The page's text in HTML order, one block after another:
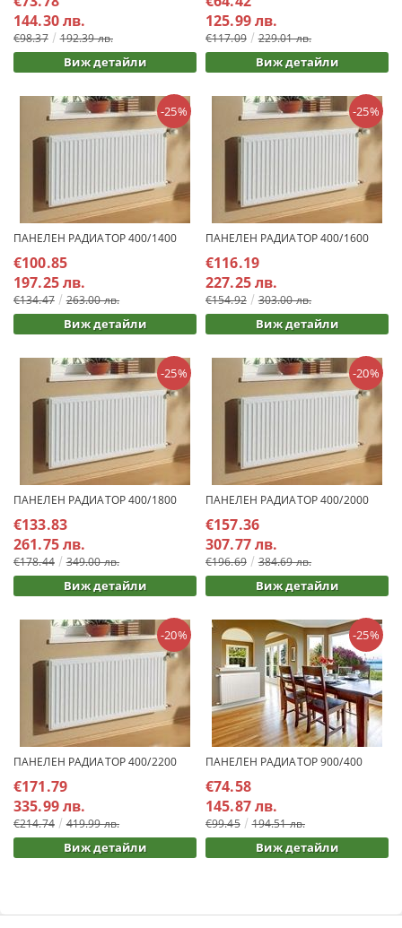
144.30 лв.
€98.37 192.39 лв.
Виж детайли
125.99 лв.
€117.09 229.01 лв.
Виж детайли
ПАНЕЛЕН РАДИАТОР 400/1400
-25%
€100.85
197.25 лв.
€134.47 263.00 лв.
Виж детайли
ПАНЕЛЕН РАДИАТОР 400/1600
-25%
€116.19
227.25 лв.
€154.92 303.00 лв.
Виж детайли
ПАНЕЛЕН РАДИАТОР 400/1800
-25%
€133.83
261.75 лв.
€178.44 349.00 лв.
Виж детайли
ПАНЕЛЕН РАДИАТОР 400/2000
-20%
€157.36
307.77 лв.
€196.69 384.69 лв.
Виж детайли
ПАНЕЛЕН РАДИАТОР 400/2200
-20%
€171.79
335.99 лв.
€214.74 419.99 лв.
Виж детайли
ПАНЕЛЕН РАДИАТОР 900/400
-25%
€74.58
145.87 лв.
€99.45 194.51 лв.
Виж детайли